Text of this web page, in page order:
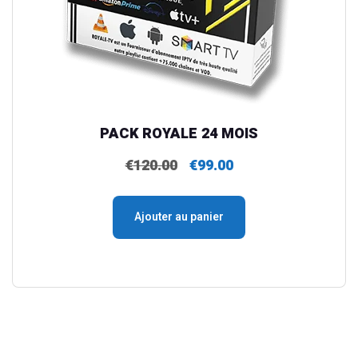
PACK ROYALE 24 MOIS
€120.00
Le
initial
était :
€99.00Le
est :
Ajouter au panier